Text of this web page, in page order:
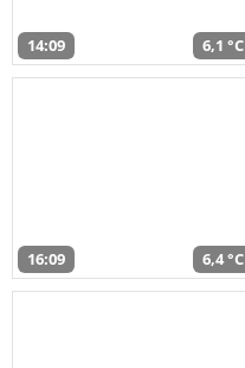
14:09 6,1 °C
16:09 6,4 °C